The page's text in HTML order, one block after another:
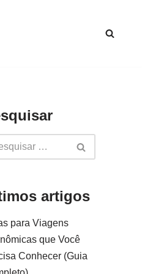
artigos
para Viagens
que Você
Conhecer (Guia